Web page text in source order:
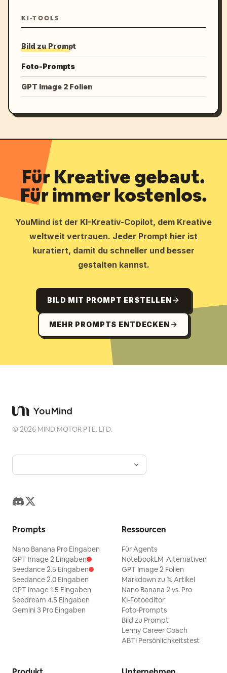
KI-TOOLS
Bild zu Prompt
Foto-Prompts
GPT Image 2 Folien
Für Kreative gebaut.
Für immer kostenlos.
YouMind ist der KI-Kreativ-Copilot, dem Kreative
weltweit vertrauen. Jeder Prompt hier ist
kuratiert, damit du schneller und besser
gestalten kannst.
BILD MIT PROMPT ERSTELLEN
MEHR PROMPTS ENTDECKEN
©2026 MIND MOTOR PTE. LTD.
Prompts
Nano Banana Pro Eingaben
GPT Image 2 Eingaben
Seedance 2.5 Eingaben
Seedance 2.0 Eingaben
GPT Image 1.5 Eingaben
Seedream 4.5 Eingaben
Gemini 3 Pro Eingaben
Ressourcen
Für Agents
NotebookLM-Alternativen
GPT Image 2 Folien
Markdown zu 𝕏 Artikel
Nano Banana 2 vs. Pro
KI-Fotoeditor
Foto-Prompts
Bild zu Prompt
Lenny Career Coach
ABTI Persönlichkeitstest